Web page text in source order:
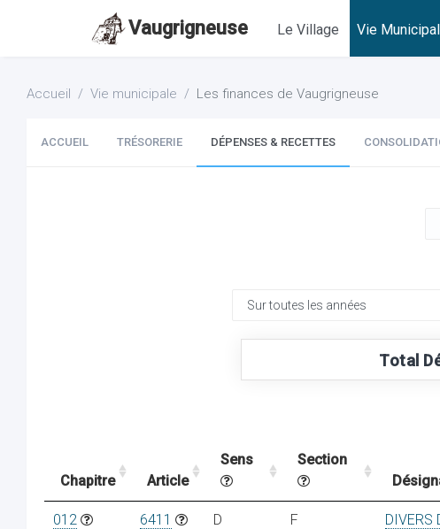
Vaugrigneuse Le Village Vie
Accueil Vie municipale Les finances de Vaugrigneuse
ACCUEIL TRÉSORERIE DÉPENSES & RECETTES
Total
Chapitre Article
Sens
Section
012 6411 D F DIVERS